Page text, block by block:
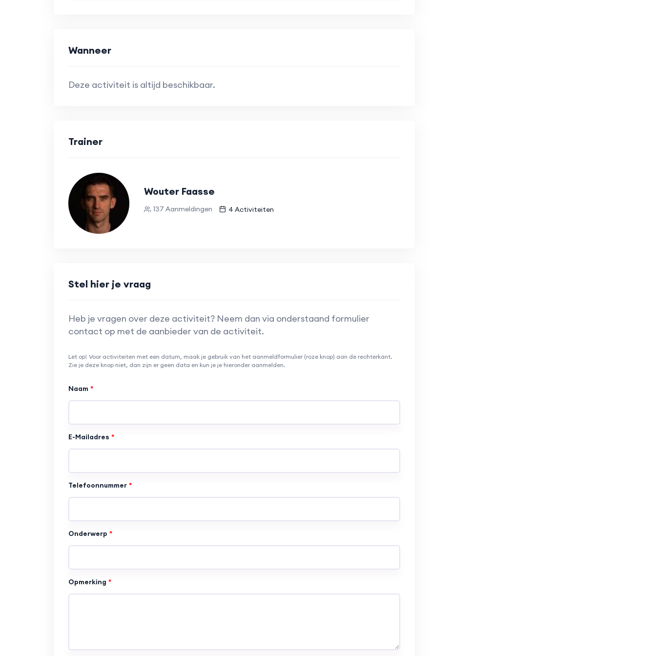
Wanneer
Deze activiteit is altijd beschikbaar.
Trainer
Wouter Faasse
137 Aanmeldingen 4 Activiteiten
Stel hier je vraag
Heb je vragen over deze activiteit? Neem dan via onderstaand formulier
contact op met de aanbieder van de activiteit.
Let op! Voor activiteiten met een datum, maak je gebruik van het aanmeldformulier (roze knop) aan de rechterkant.
Zie je deze knop niet, dan zijn er geen data en kun je je hieronder aanmelden.
Naam
E-Mailadres
Telefoonnummer
Onderwerp
Opmerking